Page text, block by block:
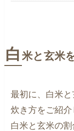
白 米と玄米
最初に、白米
炊き方をご紹介
白米と玄米の